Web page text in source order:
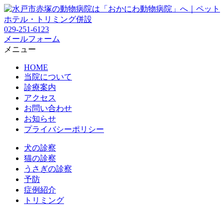
029-251-6123
メールフォーム
メニュー
HOME
当院について
診療案内
アクセス
お問い合わせ
お知らせ
プライバシーポリシー
犬の診察
猫の診察
うさぎの診察
予防
症例紹介
トリミング